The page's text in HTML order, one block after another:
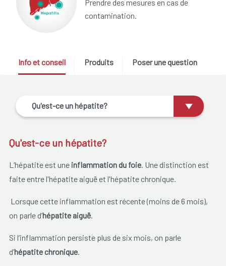
Prendre des mesures en cas de
contamination.
Info et conseil Produits Poser une question
Qu'est-ce un hépatite?
Qu'est-ce un hépatite?
L’hépatite est une inflammation du foie. Une distinction est
faite entre l'hépatite aiguë et l'hépatite chronique.
Lorsque cette inflammation est récente (moins de 6 mois),
on parle d’hépatite aiguë.
Si l’inflammation persiste plus de six mois, on parle
d’hépatite chronique.